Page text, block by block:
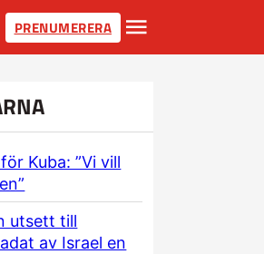
PRENUMERERA
Kuba: ”Vi vill
utsett till
av Israel en